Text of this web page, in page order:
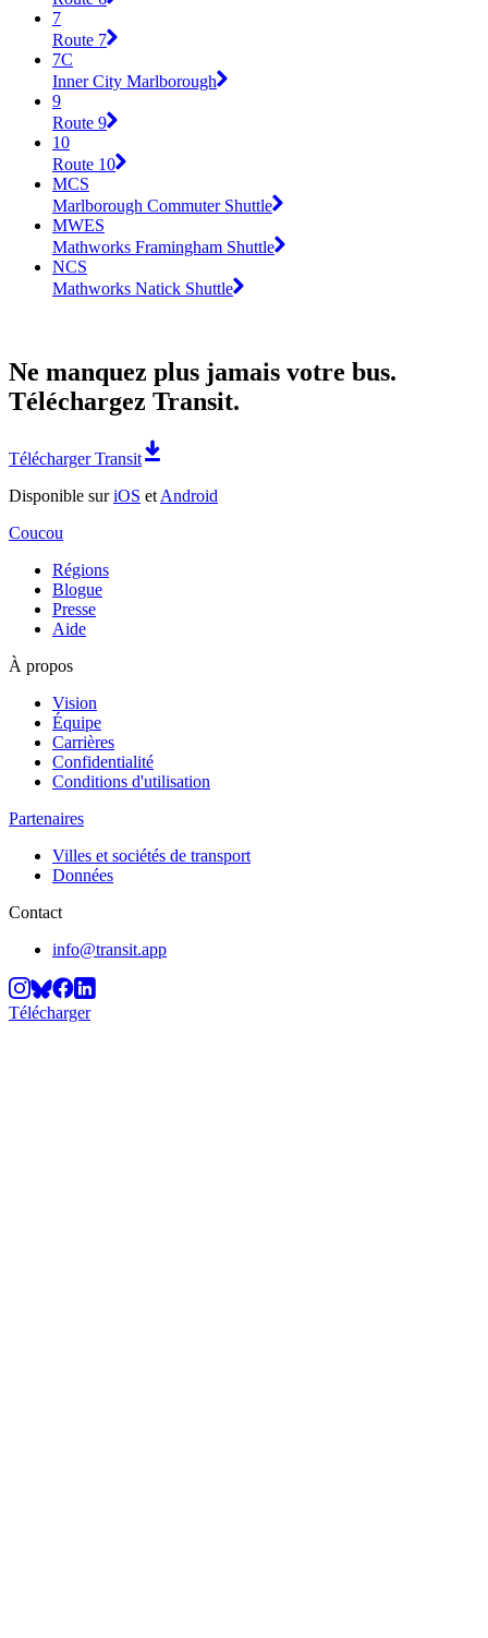
7
Route 7
7C
Inner City Marlborough
9
Route 9
10
Route 10
MCS
Marlborough Commuter Shuttle
MWES
Mathworks Framingham Shuttle
NCS
Mathworks Natick Shuttle
Ne manquez plus jamais votre bus.
Téléchargez Transit.
Télécharger Transit
Disponible suriOS et Android
Coucou
Régions
Blogue
Presse
Aide
À propos
Vision
Équipe
Carrières
Confidentialité
Conditions d'utilisation
Partenaires
Villes et sociétés de transport
Données
Contact
info@transit.app
Télécharger